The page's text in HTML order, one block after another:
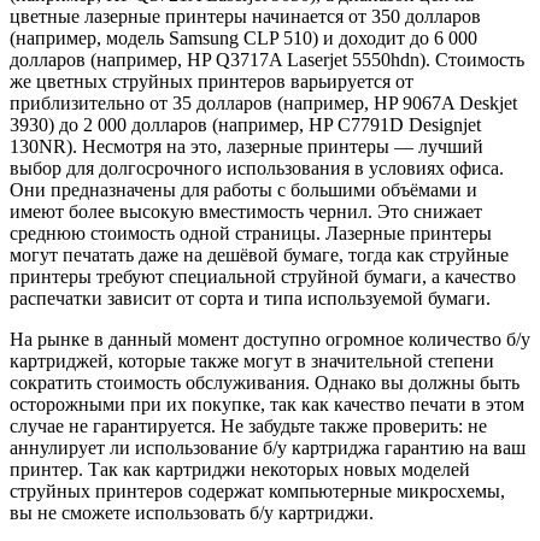
цветные лазерные принтеры начинается от 350 долларов
(например, модель Samsung CLP 510) и доходит до 6 000
долларов (например, HP Q3717A Laserjet 5550hdn). Стоимость
же цветных струйных принтеров варьируется от
приблизительно от 35 долларов (например, HP 9067A Deskjet
3930) до 2 000 долларов (например, HP C7791D Designjet
130NR). Несмотря на это, лазерные принтеры — лучший
выбор для долгосрочного использования в условиях офиса.
Они предназначены для работы с большими объёмами и
имеют более высокую вместимость чернил. Это снижает
среднюю стоимость одной страницы. Лазерные принтеры
могут печатать даже на дешёвой бумаге, тогда как струйные
принтеры требуют специальной струйной бумаги, а качество
распечатки зависит от сорта и типа используемой бумаги.
На рынке в данный момент доступно огромное количество б/у
картриджей, которые также могут в значительной степени
сократить стоимость обслуживания. Однако вы должны быть
осторожными при их покупке, так как качество печати в этом
случае не гарантируется. Не забудьте также проверить: не
аннулирует ли использование б/у картриджа гарантию на ваш
принтер. Так как картриджи некоторых новых моделей
струйных принтеров содержат компьютерные микросхемы,
вы не сможете использовать б/у картриджи.